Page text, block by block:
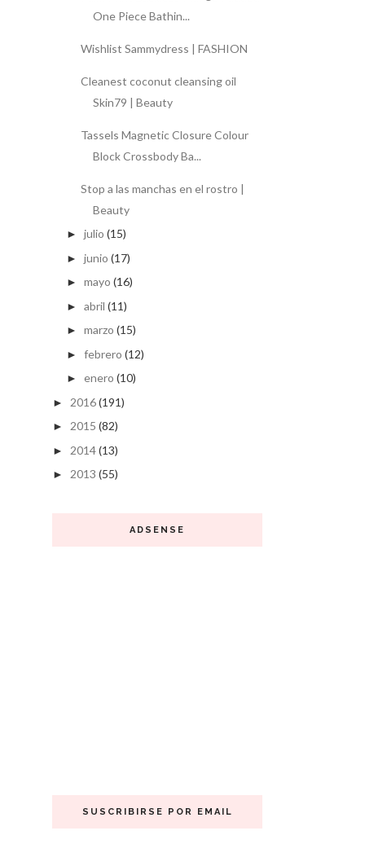
One Piece Bathin...
Wishlist Sammydress | FASHION
Cleanest coconut cleansing oil
Skin79 | Beauty
Tassels Magnetic Closure Colour
Block Crossbody Ba...
Stop a las manchas en el rostro |
Beauty
► julio (15)
► junio (17)
► mayo (16)
► abril (11)
► marzo (15)
► febrero (12)
► enero (10)
► 2016(191)
► 2015 (82)
► 2014(13)
► 2013 (55)
ADSENSE
SUSCRIBIRSE POR EMAIL